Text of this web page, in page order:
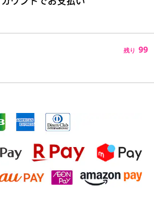
残り 99